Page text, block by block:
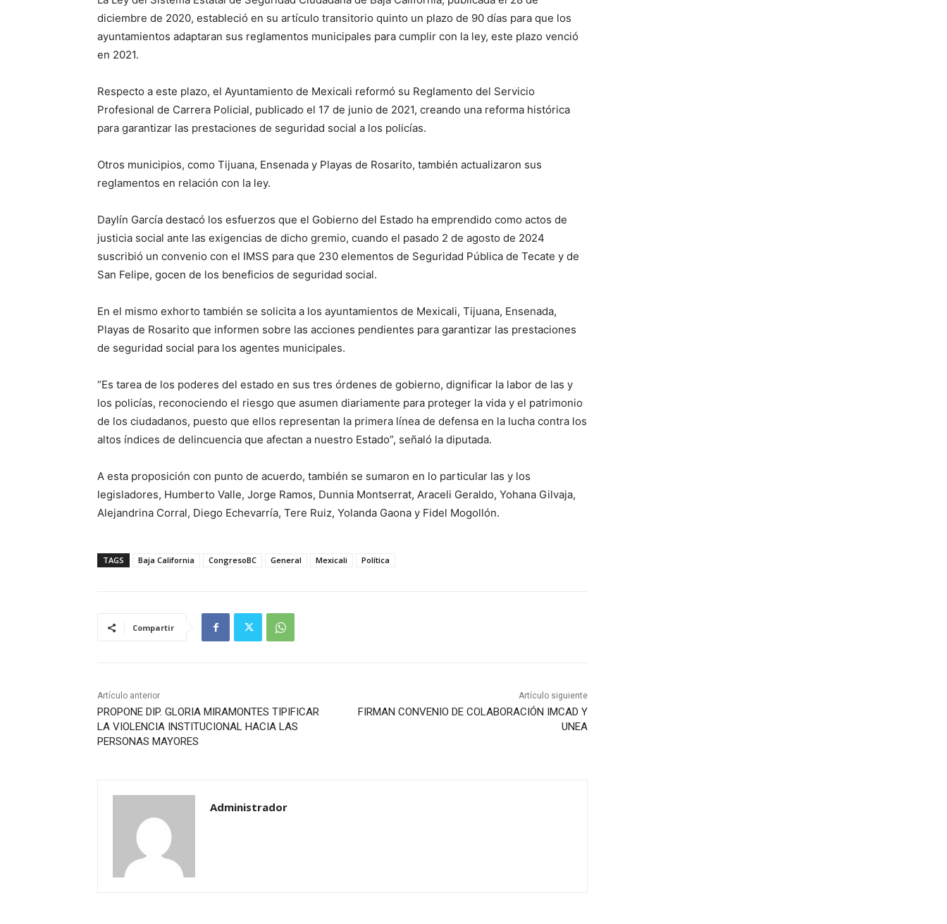
diciembre de 2020, estableció en su artículo transitorio quinto un plazo de 90 días para que los
ayuntamientos adaptaran sus reglamentos municipales para cumplir con la ley, este plazo venció
en 2021.
Respecto a este plazo, el Ayuntamiento de Mexicali reformó su Reglamento del Servicio
Profesional de Carrera Policial, publicado el 17 de junio de 2021, creando una reforma histórica
para garantizar las prestaciones de seguridad social a los policías.
Otros municipios, como Tijuana, Ensenada y Playas de Rosarito, también actualizaron sus
reglamentos en relación con la ley.
Daylín García destacó los esfuerzos que el Gobierno del Estado ha emprendido como actos de
justicia social ante las exigencias de dicho gremio, cuando el pasado 2 de agosto de 2024
suscribió un convenio con el IMSS para que 230 elementos de Seguridad Pública de Tecate y de
San Felipe, gocen de los beneficios de seguridad social.
En el mismo exhorto también se solicita a los ayuntamientos de Mexicali, Tijuana, Ensenada,
Playas de Rosarito que informen sobre las acciones pendientes para garantizar las prestaciones
de seguridad social para los agentes municipales.
“Es tarea de los poderes del estado en sus tres órdenes de gobierno, dignificar la labor de las y
los policías, reconociendo el riesgo que asumen diariamente para proteger la vida y el patrimonio
de los ciudadanos, puesto que ellos representan la primera línea de defensa en la lucha contra los
altos índices de delincuencia que afectan a nuestro Estado”, señaló la diputada.
A esta proposición con punto de acuerdo, también se sumaron en lo particular las y los
legisladores, Humberto Valle, Jorge Ramos, Dunnia Montserrat, Araceli Geraldo, Yohana Gilvaja,
Alejandrina Corral, Diego Echevarría, Tere Ruiz, Yolanda Gaona y Fidel Mogollón.
TAGS Baja California CongresoBC General Mexicali Política
Compartir
Artículo anterior
PROPONE DIP. GLORIA MIRAMONTES TIPIFICAR
LA VIOLENCIA INSTITUCIONAL HACIA LAS
PERSONAS MAYORES
Artículo siguiente
FIRMAN CONVENIO DE COLABORACIÓN IMCAD Y
UNEA
Administrador